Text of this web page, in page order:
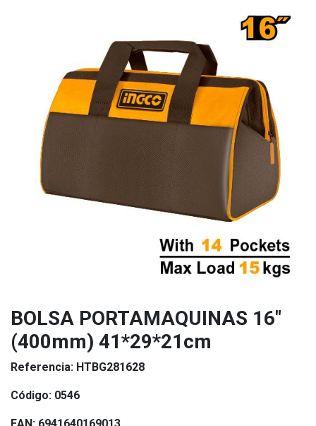
BOLSA PORTAMAQUINAS 16"
(400mm) 41*29*21cm
Referencia: HTBG281628
Código: 0546